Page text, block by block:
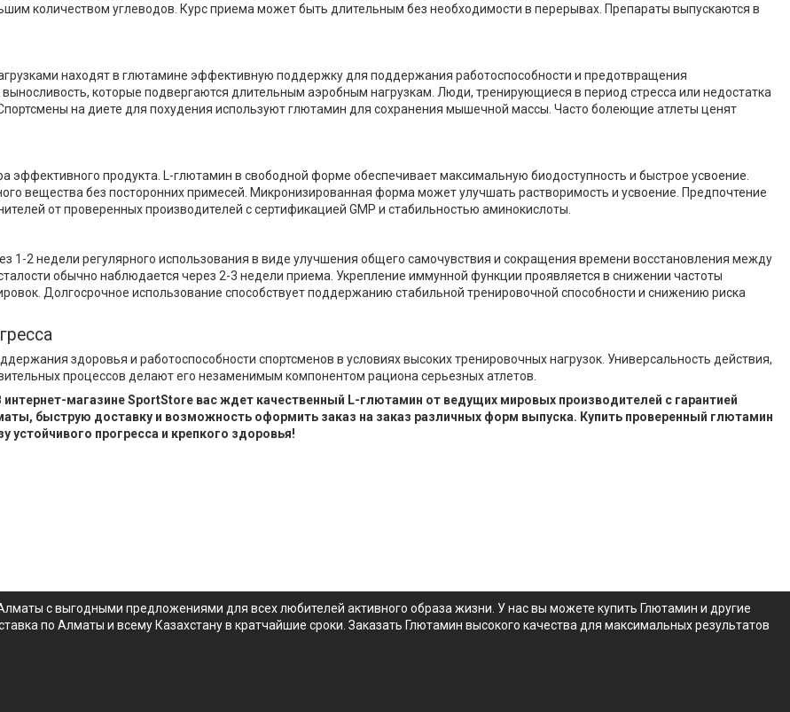
количеством углеводов. Курс приема может быть длительным без необходимости в перерывах. Препараты выпускаются в
находят в глютамине эффективную поддержку для поддержания работоспособности и предотвращения
которые подвергаются длительным аэробным нагрузкам. Люди, тренирующиеся в период стресса или недостатка
на диете для похудения используют глютамин для сохранения мышечной массы. Часто болеющие атлеты ценят
эффективного продукта. L-глютамин в свободной форме обеспечивает максимальную биодоступность и быстрое усвоение.
вещества без посторонних примесей. Микронизированная форма может улучшать растворимость и усвоение. Предпочтение
от проверенных производителей с сертификацией GMP и стабильностью аминокислоты.
1-2 недели регулярного использования в виде улучшения общего самочувствия и сокращения времени восстановления между
обычно наблюдается через 2-3 недели приема. Укрепление иммунной функции проявляется в снижении частоты
Долгосрочное использование способствует поддержанию стабильной тренировочной способности и снижению риска
здоровья и работоспособности спортсменов в условиях высоких тренировочных нагрузок. Универсальность действия,
процессов делают его незаменимым компонентом рациона серьезных атлетов.
магазине SportStore вас ждет качественный L-глютамин от ведущих мировых производителей с гарантией
быструю доставку и возможность оформить заказ на заказ различных форм выпуска. Купить проверенный глютамин
устойчивого прогресса и крепкого здоровья!
с выгодными предложениями для всех любителей активного образа жизни. У нас вы можете купить Глютамин и другие
по Алматы и всему Казахстану в кратчайшие сроки. Заказать Глютамин высокого качества для максимальных результатов